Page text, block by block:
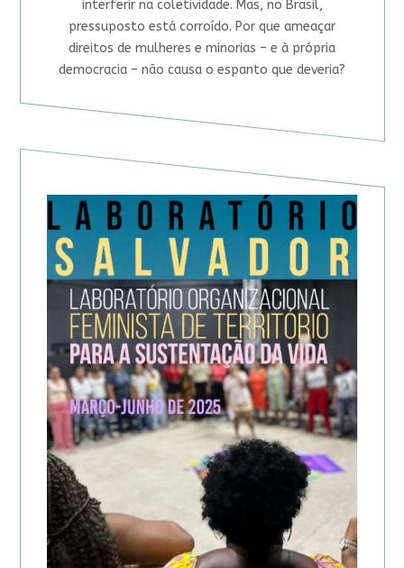
interferir na coletividade. Mas, no Brasil,
pressuposto está corroído. Por que ameaçar
direitos de mulheres e minorias – e à própria
democracia – não causa o espanto que deveria?